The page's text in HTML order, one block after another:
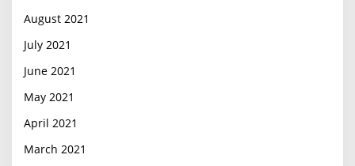
August 2021
July 2021
June 2021
May 2021
April 2021
March 2021